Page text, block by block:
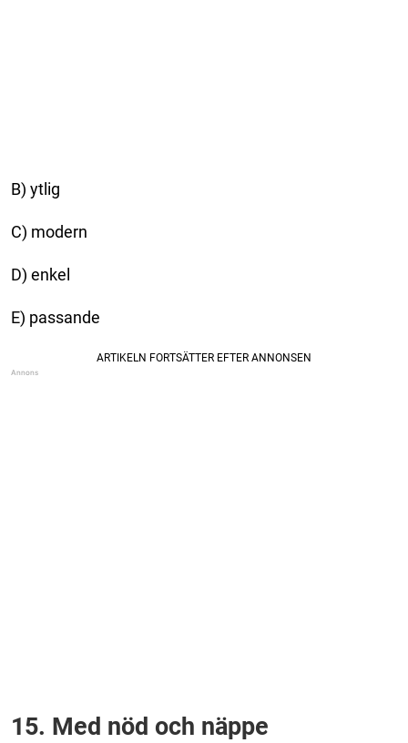
B) ytlig
C) modern
D) enkel
E) passande
15. Med nöd och näppe